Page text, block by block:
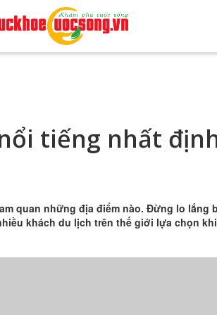
tiếng nhất
quan những địa điểm nào. Đừng lo lắng
khách du lịch trên thế giới lựa chọn khi